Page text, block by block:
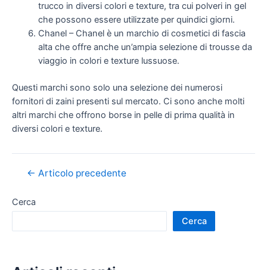
trucco in diversi colori e texture, tra cui polveri in gel
che possono essere utilizzate per quindici giorni.
Chanel – Chanel è un marchio di cosmetici di fascia
alta che offre anche un’ampia selezione di trousse da
viaggio in colori e texture lussuose.
Questi marchi sono solo una selezione dei numerosi
fornitori di zaini presenti sul mercato. Ci sono anche molti
altri marchi che offrono borse in pelle di prima qualità in
diversi colori e texture.
Navigazione
← Articolo precedente
Cerca
Cerca